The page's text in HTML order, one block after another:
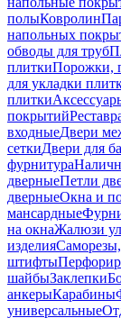
полыКовролин
напольных
обводы для труб
плиткиПорожки,
для укладки
плитки
покрытий
входныеДвери
сеткиДвери для
фурнитура
дверныеПетли
дверныеОкна и
мансардные
на окнаЖалюзи
изделия
штифты
шайбыЗаклепки
анкерыКарабины
универсальные